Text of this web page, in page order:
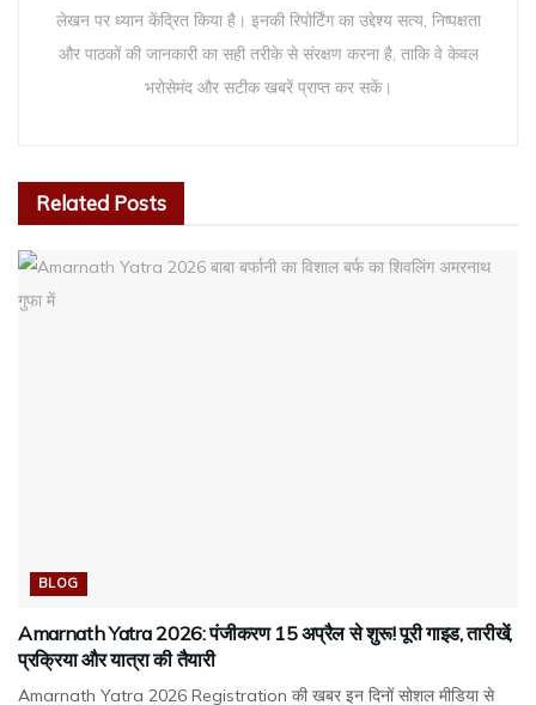
लेखन पर ध्यान केंद्रित किया है। इनकी रिपोर्टिंग का उद्देश्य सत्य, निष्पक्षता
और पाठकों की जानकारी का सही तरीके से संरक्षण करना है, ताकि वे केवल
भरोसेमंद और सटीक खबरें प्राप्त कर सकें।
Related Posts
BLOG
Amarnath Yatra 2026: पंजीकरण 15 अप्रैल से शुरू! पूरी गाइड, तारीखें,
प्रक्रिया और यात्रा की तैयारी
Amarnath Yatra 2026 Registration की खबर इन दिनों सोशल मीडिया से